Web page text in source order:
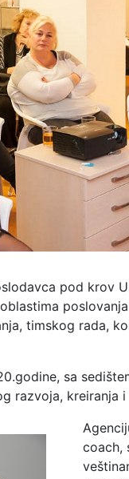
pod krov
timskog rada,
sa
razvoja, kreiranja
coach,